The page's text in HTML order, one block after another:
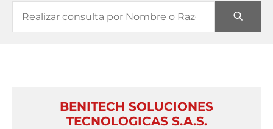
BENITECH SOLUCIONES
TECNOLOGICAS S.A.S.